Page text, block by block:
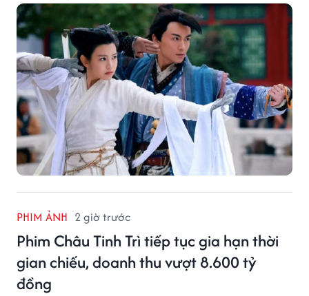
PHIM ẢNH 2 giờ trước
Phim Châu Tinh Trì tiếp tục gia hạn thời
gian chiếu, doanh thu vượt 8.600 tỷ
đồng